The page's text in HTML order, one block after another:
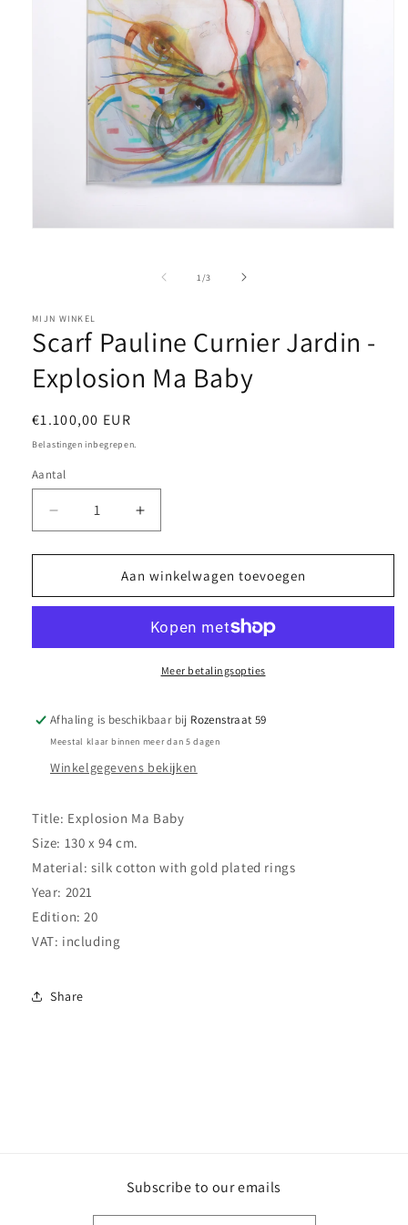
1/van
3
MIJN WINKEL
Scarf Pauline Curnier Jardin -
Explosion Ma Baby
Normale
prijs
€1.100,00 EUR
Belastingen inbegrepen.
Aantal
Aantal
verlagen
voor
Pauline
-
Aantal
verhogen
voor
Scarf
Pauline
Jardin
-
Explosion
Aan winkelwagen toevoegen
Meer betalingsopties
Afhaling is beschikbaar bij Rozenstraat 59
Meestal klaar binnen meer dan 5 dagen
Winkelgegevens bekijken
Title: Explosion Ma Baby
Size: 130 x 94 cm.
Material: silk cotton with gold plated rings
Year: 2021
Edition: 20
VAT: including
Share
Subscribe to our emails